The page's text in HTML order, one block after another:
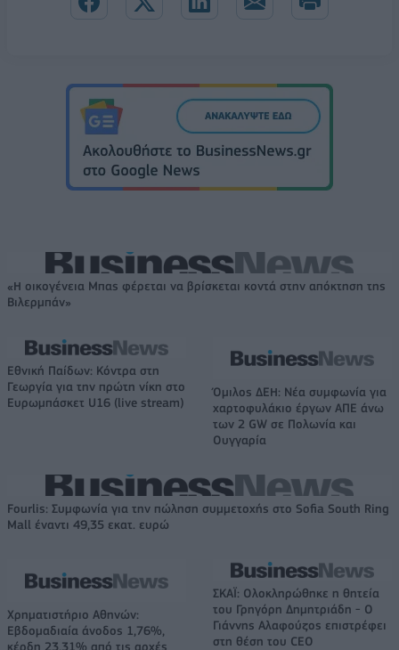
«Η οικογένεια Μπας φέρεται να βρίσκεται κοντά στην απόκτηση της
Βιλερμπάν»
Εθνική Παίδων: Κόντρα στη
Γεωργία για την πρώτη νίκη στο
Ευρωμπάσκετ U16 (live stream)
Όμιλος ΔΕΗ: Νέα συμφωνία για
χαρτοφυλάκιο έργων ΑΠΕ άνω
των 2 GW σε Πολωνία και
Ουγγαρία
Fourlis: Συμφωνία για την πώληση συμμετοχής στο Sofia South Ring
Mall έναντι 49,35 εκατ. ευρώ
Χρηματιστήριο Αθηνών:
Εβδομαδιαία άνοδος 1,76%,
κέρδη 23,31% από τις αρχές
ΣΚΑΪ: Ολοκληρώθηκε η θητεία
του Γρηγόρη Δημητριάδη - Ο
Γιάννης Αλαφούζος επιστρέφει
στη θέση του CEO